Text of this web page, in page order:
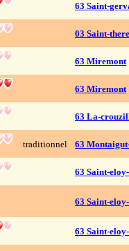
63 Saint-
03 Saint-
63 Miremont
63 Miremont
63 La-
traditionnel 63
63 Saint-
63 Saint-
63 Saint-